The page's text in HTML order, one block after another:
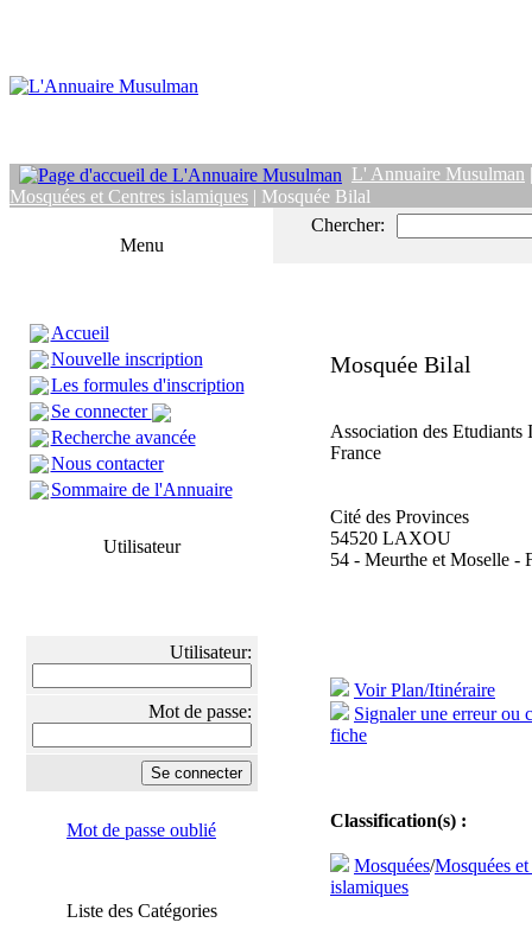
L' Annuaire Musulman
Mosquées et Centres islamiques | Mosquée Bilal
Menu
Accueil
Nouvelle inscription
Les formules d'inscription
Se connecter
Recherche avancée
Nous contacter
Sommaire de l'Annuaire
Utilisateur
Utilisateur:
Mot de passe:
Mot de passe oublié
Liste des Catégories
Chercher:
Mosquée Bilal
Association des Etudiants
France
Cité des Provinces
54520 LAXOU
54 - Meurthe et Moselle -
Voir Plan/Itinéraire
Signaler une erreur ou
fiche
Classification(s) :
Mosquées/Mosquées
islamiques